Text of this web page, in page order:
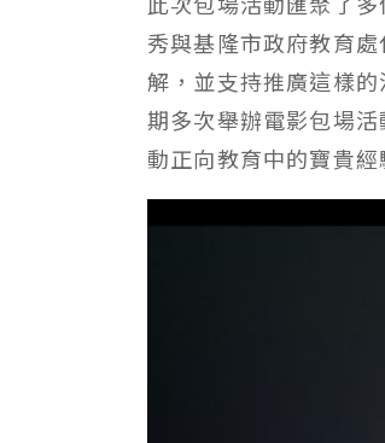
秀與基隆市政府教育
解，並支持推廣這樣
期多次舉辦電影包場
動正向教育中的寶貴經